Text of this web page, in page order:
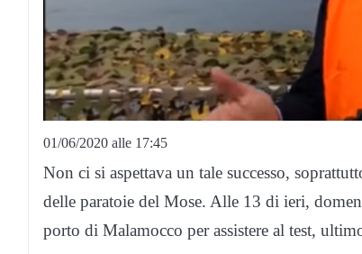
01/06/2020 alle 17:45
Non ci si aspettava un tale successo,
delle paratoie del Mose. Alle 13 di ieri,
porto di Malamocco per assistere al test,